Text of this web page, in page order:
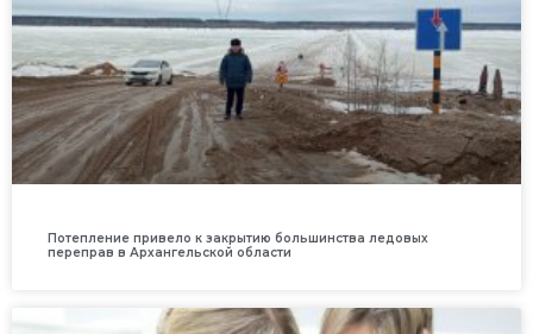
Потепление привело к закрытию большинства ледовых
переправ в Архангельской области